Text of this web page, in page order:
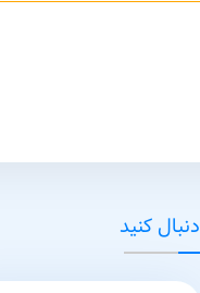
دنبال کنید